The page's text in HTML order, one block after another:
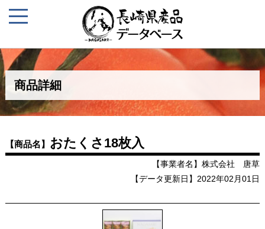
商品詳細
【商品名】 おたくさ18枚入
【事業者名】株式会社 唐草
【データ更新日】2022年02月01日